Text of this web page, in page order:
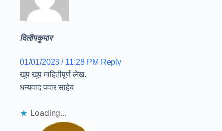
दिलीपकुमार
01/01/2023 / 11:28 PM Reply
खूप खूप माहितीपूर्ण लेख.
धन्यवाद पवार साहेब
Loading...